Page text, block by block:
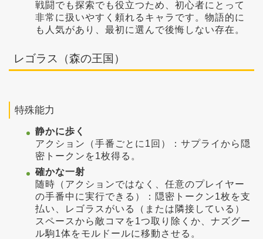
戦闘でも探索でも役立つため、初心者にとって
非常に扱いやすく頼れるキャラです。物語的に
も人気があり、最初に選んで後悔しない存在。
レゴラス（森の王国）
特殊能力
静かに歩く
アクション（手番ごとに1回）：サプライから隠
密トークンを1枚得る。
確かな一射
随時（アクションではなく、任意のプレイヤー
の手番中に実行できる）：隠密トークン1枚を支
払い、レゴラスがいる（または隣接している）
スペースから敵コマを1つ取り除くか、ナズグー
ル駒1体をモルドールに移動させる。